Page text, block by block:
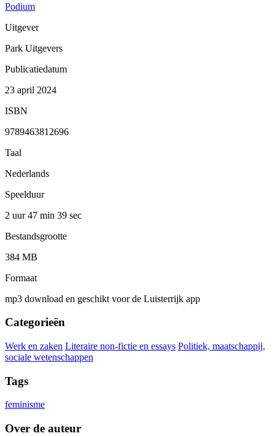
Podium
Uitgever
Park Uitgevers
Publicatiedatum
23 april 2024
ISBN
9789463812696
Taal
Nederlands
Speelduur
2 uur 47 min 39 sec
Bestandsgrootte
384 MB
Formaat
mp3 download en geschikt voor de Luisterrijk app
Categorieën
Werk en zaken Literaire non-fictie en essays Politiek, maatschappij,
sociale wetenschappen
Tags
feminisme
Over de auteur